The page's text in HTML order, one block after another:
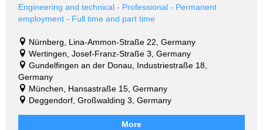
Engineering and technical - Professional - Permanent
employment - Full time and part time
Nürnberg, Lina-Ammon-Straße 22, Germany
Wertingen, Josef-Franz-Straße 3, Germany
Gundelfingen an der Donau, Industriestraße 18,
Germany
München, Hansastraße 15, Germany
Deggendorf, Großwalding 3, Germany
More